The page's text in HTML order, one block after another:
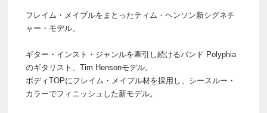
フレイム・メイプルをまとったティム・ヘンソン新シグネチ
ャー・モデル。
ギター・インスト・ジャンルを牽引し続けるバンド Polyphia
のギタリスト、Tim Hensonモデル。
ボディTOPにフレイム・メイプル材を採用し、シースルー・
カラーでフィニッシュした新モデル。